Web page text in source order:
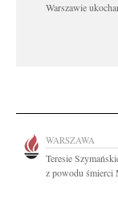
Warszawie
WARSZAWA
Teresie
z powodu śmierci